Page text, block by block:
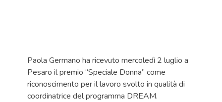
Paola Germano ha ricevuto mercoledì 2 luglio a
Pesaro il premio “Speciale Donna” come
riconoscimento per il lavoro svolto in qualità di
coordinatrice del programma DREAM.